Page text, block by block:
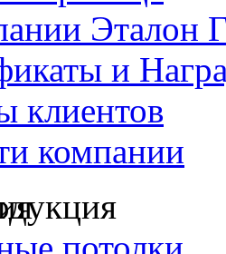
Эталон
и
клиентов
компании